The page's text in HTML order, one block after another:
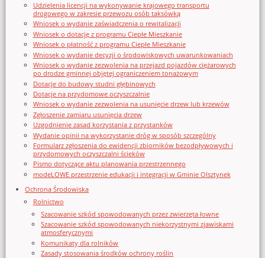
Udzielenia licencji na wykonywanie krajowego transportu
drogowego w zakresie przewozu osób taksówką
Wniosek o wydanie zaświadczenia o rewitalizacji
Wniosek o dotację z programu Ciepłe Mieszkanie
Wniosek o płatność z programu Ciepłe Mieszkanie
Wniosek o wydanie decyzji o środowiskowych uwarunkowaniach
Wniosek o wydanie zezwolenia na przejazd pojazdów ciężarowych
po drodze gminnej objętej ograniczeniem tonażowym
Dotacje do budowy studni głębinowych
Dotacje na przydomowe oczyszczalnie
Wniosek o wydanie zezwolenia na usunięcie drzew lub krzewów
Zgłoszenie zamiaru usunięcia drzew
Uzgodnienie zasad korzystania z przystanków
Wydanie opinii na wykorzystanie dróg w sposób szczególny
Formularz zgłoszenia do ewidencji zbiorników bezodpływowych i
przydomowych oczyszczalni ścieków
Pismo dotyczące aktu planowania przestrzennego
modeLOWE przestrzenie edukacji i integracji w Gminie Olsztynek
Ochrona Środowiska
Rolnictwo
Szacowanie szkód spowodowanych przez zwierzęta łowne
Szacowanie szkód spowodowanych niekorzystnymi zjawiskami
atmosferycznymi
Komunikaty dla rolników
Zasady stosowania środków ochrony roślin